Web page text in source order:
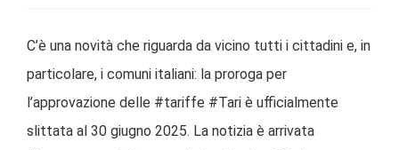
C’è una novità che riguarda da vicino tutti i cittadini e, in
particolare, i comuni italiani: la proroga per
l’approvazione delle #tariffe #Tari è ufficialmente
slittata al 30 giugno 2025. La notizia è arrivata